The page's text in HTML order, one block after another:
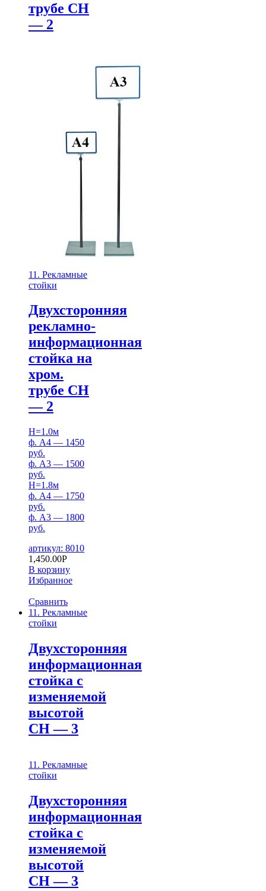
трубе СН
— 2
11. Рекламные
стойки
Двухсторонняя
рекламно-
информационная
стойка на
хром.
трубе СН
— 2
H=1.0м
ф. А4 — 1450
руб.
ф. А3 — 1500
руб.
H=1.8м
ф. А4 — 1750
руб.
ф. А3 — 1800
руб.
артикул: 8010
1,450.00Р
В корзину
Избранное
Сравнить
11. Рекламные
стойки
Двухсторонняя
информационная
стойка с
изменяемой
высотой
СН — 3
11. Рекламные
стойки
Двухсторонняя
информационная
стойка с
изменяемой
высотой
СН — 3